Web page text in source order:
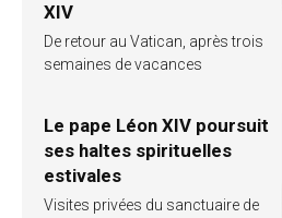
XIV
De retour au Vatican, après trois
semaines de vacances
Le pape Léon XIV poursuit
ses haltes spirituelles
estivales
Visites privées du sanctuaire de